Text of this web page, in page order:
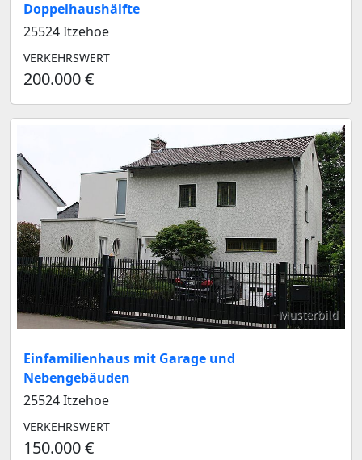
Doppelhaushälfte
25524 Itzehoe
VERKEHRSWERT
200.000 €
Musterbild
Einfamilienhaus mit Garage und
Nebengebäuden
25524 Itzehoe
VERKEHRSWERT
150.000 €